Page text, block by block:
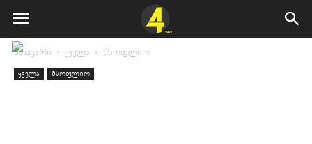
მთავარი ყველა მსოფლიო
ყველა მსოფლიო